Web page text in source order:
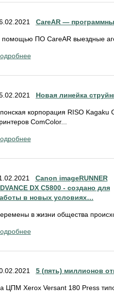
CareAR —
ПО CareAR выездные
Новая линейка
корпорация RISO Kagaku
ComColor...
Canon imageRUNNER
DX C5800 - создано для
в новых условиях…
в жизни общества
5 (пять) миллионов
ЦПМ Xerox Versant 180 Press